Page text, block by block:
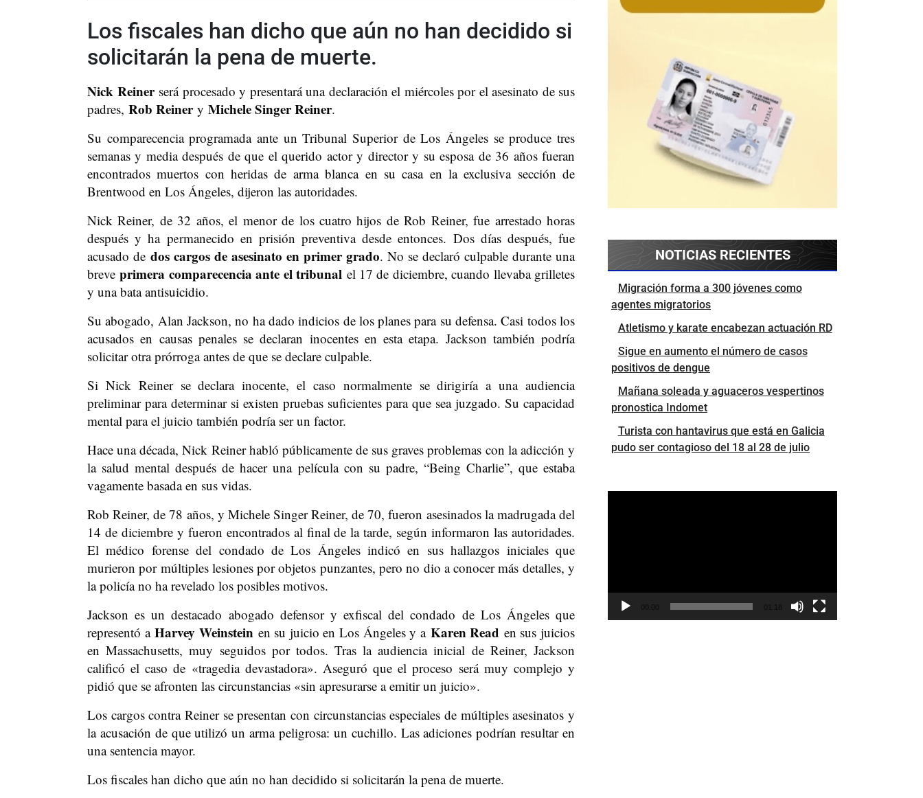
Los fiscales han dicho que aún no han decidido si
solicitarán la pena de muerte.
Nick Reiner será procesado y presentará una declaración el miércoles por el asesinato de sus
padres, Rob Reiner y Michele Singer Reiner.
Su comparecencia programada ante un Tribunal Superior de Los Ángeles se produce tres
semanas y media después de que el querido actor y director y su esposa de 36 años fueran
encontrados muertos con heridas de arma blanca en su casa en la exclusiva sección de
Brentwood en Los Ángeles, dijeron las autoridades.
Nick Reiner, de 32 años, el menor de los cuatro hijos de Rob Reiner, fue arrestado horas
después y ha permanecido en prisión preventiva desde entonces. Dos días después, fue
acusado de dos cargos de asesinato en primer grado. No se declaró culpable durante una
breve primera comparecencia ante el tribunal el 17 de diciembre, cuando llevaba grilletes
y una bata antisuicidio.
Su abogado, Alan Jackson, no ha dado indicios de los planes para su defensa. Casi todos los
acusados en causas penales se declaran inocentes en esta etapa. Jackson también podría
solicitar otra prórroga antes de que se declare culpable.
Si Nick Reiner se declara inocente, el caso normalmente se dirigiría a una audiencia
preliminar para determinar si existen pruebas suficientes para que sea juzgado. Su capacidad
mental para el juicio también podría ser un factor.
Hace una década, Nick Reiner habló públicamente de sus graves problemas con la adicción y
la salud mental después de hacer una película con su padre, “Being Charlie”, que estaba
vagamente basada en sus vidas.
Rob Reiner, de 78 años, y Michele Singer Reiner, de 70, fueron asesinados la madrugada del
14 de diciembre y fueron encontrados al final de la tarde, según informaron las autoridades.
El médico forense del condado de Los Ángeles indicó en sus hallazgos iniciales que
murieron por múltiples lesiones por objetos punzantes, pero no dio a conocer más detalles, y
la policía no ha revelado los posibles motivos.
Jackson es un destacado abogado defensor y exfiscal del condado de Los Ángeles que
representó aHarvey Weinstein en su juicio en Los Ángeles y a Karen Read en sus juicios
en Massachusetts, muy seguidos por todos. Tras la audiencia inicial de Reiner, Jackson
calificó el caso de «tragedia devastadora». Aseguró que el proceso será muy complejo y
pidió que se afronten las circunstancias «sin apresurarse a emitir un juicio».
Los cargos contra Reiner se presentan con circunstancias especiales de múltiples asesinatos y
la acusación de que utilizó un arma peligrosa: un cuchillo. Las adiciones podrían resultar en
una sentencia mayor.
Los fiscales han dicho que aún no han decidido si solicitarán la pena de muerte.
NOTICIAS RECIENTES
Migración forma a 300 jóvenes como
agentes migratorios
Atletismo y karate encabezan actuación RD
Sigue en aumento el número de casos
positivos de dengue
Mañana soleada y aguaceros vespertinos
pronostica Indomet
Turista con hantavirus que está en Galicia
pudo ser contagioso del 18 al 28 de julio
00:00 01:18